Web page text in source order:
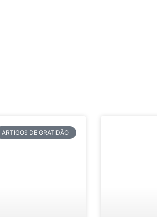
ARTIGOS DE GRATIDÃO